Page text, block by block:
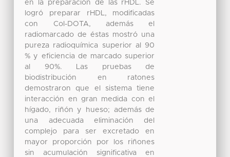
en la preparación de las rHDL. Se
logró preparar rHDL, modificadas
con Col-DOTA, además el
radiomarcado de éstas mostró una
pureza radioquímica superior al 90
% y eficiencia de marcado superior
al 90%. Las pruebas de
biodistribución en ratones
demostraron que el sistema tiene
interacción en gran medida con el
hígado, riñón y hueso; además de
una adecuada eliminación del
complejo para ser excretado en
mayor proporción por los riñones
sin acumulación significativa en